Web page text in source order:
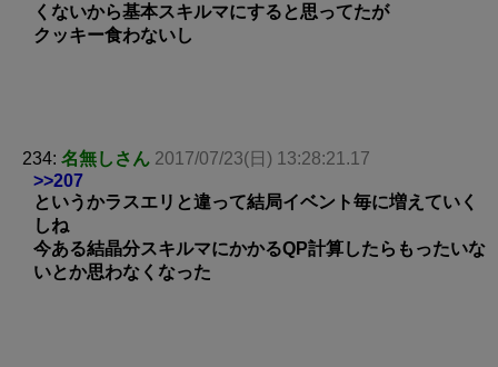
くないから基本スキルマにすると思ってたが
クッキー食わないし
234: 名無しさん 2017/07/23(日) 13:28:21.17
>>207
というかラスエリと違って結局イベント毎に増えていく
しね
今ある結晶分スキルマにかかるQP計算したらもったいな
いとか思わなくなった